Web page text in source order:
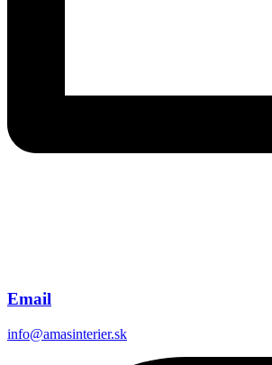
Email
info@amasinterier.sk